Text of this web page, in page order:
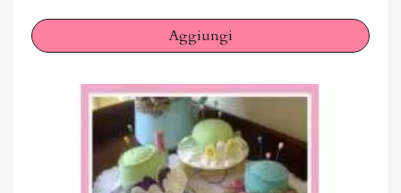
Aggiungi
You need to be logged in to save products in your wish
Annulla Accedi